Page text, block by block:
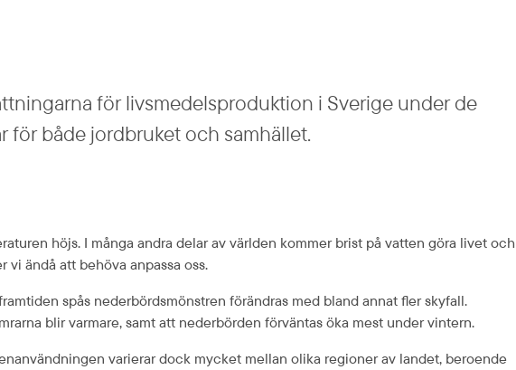
för livsmedelsproduktion i Sverige under de
för både jordbruket och samhället.
höjs. I många andra delar av världen kommer brist på vatten göra livet och
ändå att behöva anpassa oss.
spås nederbördsmönstren förändras med bland annat fler skyfall.
blir varmare, samt att nederbörden förväntas öka mest under vintern.
varierar dock mycket mellan olika regioner av landet, beroende